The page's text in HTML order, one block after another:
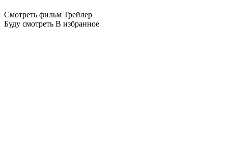
Смотреть фильм Трейлер
Буду смотреть В избранное